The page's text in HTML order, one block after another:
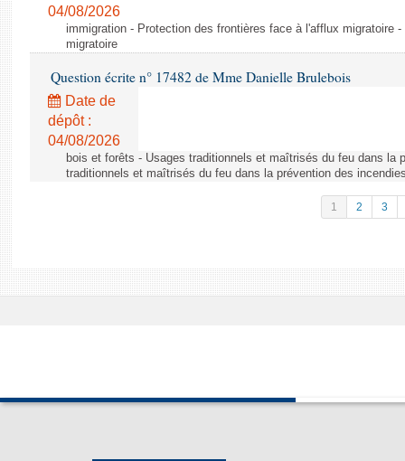
04/08/2026
immigration - Protection des frontières face à l'afflux migratoire
migratoire
Question écrite n° 17482 de Mme Danielle Brulebois
Date de
dépôt :
04/08/2026
bois et forêts - Usages traditionnels et maîtrisés du feu dans la
traditionnels et maîtrisés du feu dans la prévention des
1 2 3